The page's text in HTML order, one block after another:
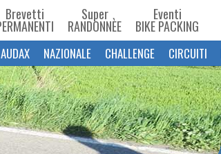
Brevetti Super
RANDONNÈE
Eventi
BIKE PACKING
NAZIONALE CHALLENGE CIRCUITI